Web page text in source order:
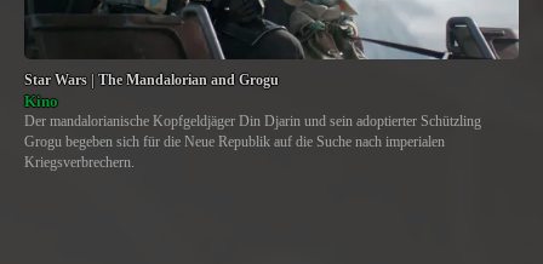
Star Wars | The Mandalorian and Grogu
Kino
Der mandalorianische Kopfgeldjäger Din Djarin und sein adoptierter Schützling
Grogu begeben sich für die Neue Republik auf die Suche nach imperialen
Kriegsverbrechern.